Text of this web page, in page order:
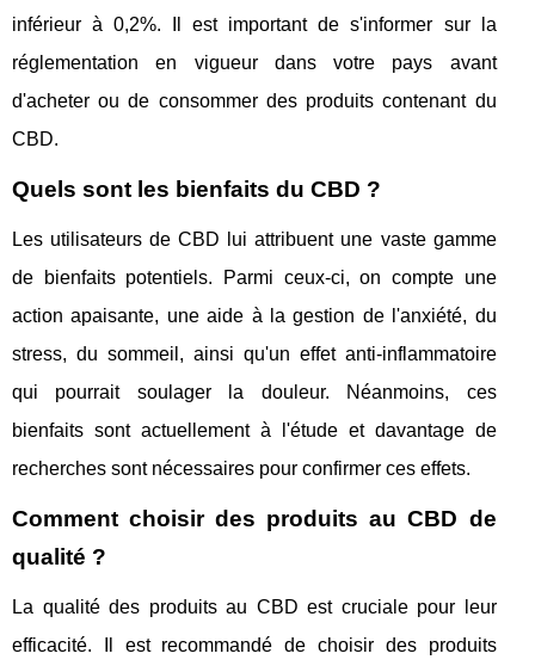
inférieur à 0,2%. Il est important de s'informer sur la
réglementation en vigueur dans votre pays avant
d'acheter ou de consommer des produits contenant du
CBD.
Quels sont les bienfaits du CBD ?
Les utilisateurs de CBD lui attribuent une vaste gamme
de bienfaits potentiels. Parmi ceux-ci, on compte une
action apaisante, une aide à la gestion de l'anxiété, du
stress, du sommeil, ainsi qu'un effet anti-inflammatoire
qui pourrait soulager la douleur. Néanmoins, ces
bienfaits sont actuellement à l'étude et davantage de
recherches sont nécessaires pour confirmer ces effets.
Comment choisir des produits au CBD de
qualité ?
La qualité des produits au CBD est cruciale pour leur
efficacité. Il est recommandé de choisir des produits